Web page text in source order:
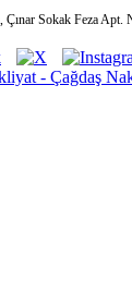
Çınar Sokak Feza